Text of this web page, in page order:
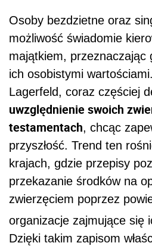
Osoby bezdzietne oraz
możliwość świadomie
majątkiem, przeznaczając
ich osobistymi
Lagerfeld, coraz częściej
uwzględnienie swoich
testamentach, chcąc
przyszłość. Trend ten
krajach, gdzie przepisy
przekazanie środków na
zwierzęciem poprzez
organizacje zajmujące się
Dzięki takim zapisom